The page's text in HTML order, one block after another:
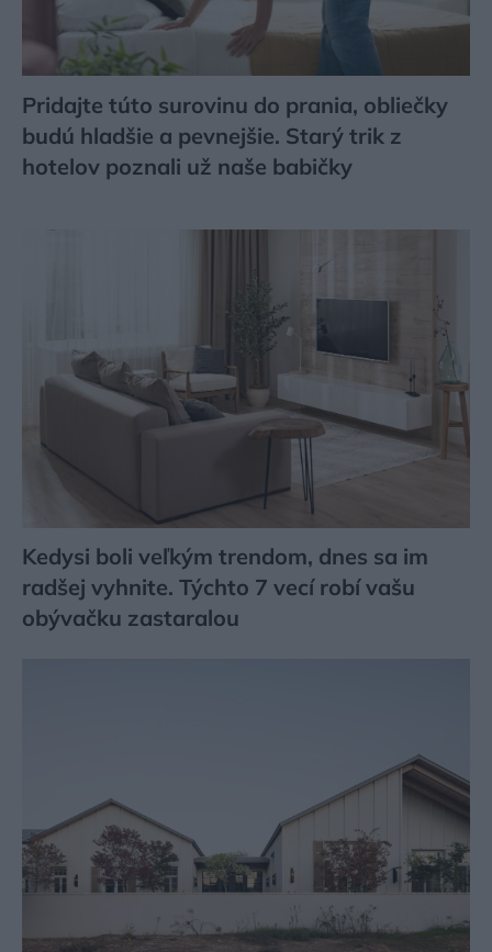
Pridajte túto surovinu do prania, obliečky
budú hladšie a pevnejšie. Starý trik z
hotelov poznali už naše babičky
Kedysi boli veľkým trendom, dnes sa im
radšej vyhnite. Týchto 7 vecí robí vašu
obývačku zastaralou